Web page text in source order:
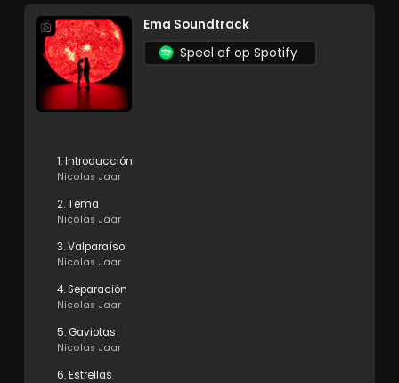
Ema Soundtrack
Speel af op Spotify
1. Introducción
Nicolas Jaar
2. Tema
Nicolas Jaar
3. Valparaíso
Nicolas Jaar
4. Separación
Nicolas Jaar
5. Gaviotas
Nicolas Jaar
6. Estrellas